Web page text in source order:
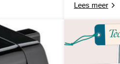
Lees meer